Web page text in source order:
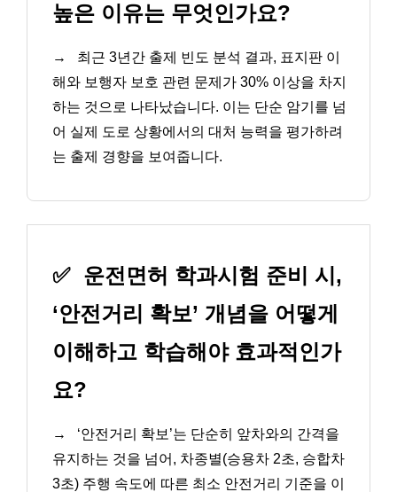
높은 이유는 무엇인가요?
→
최근 3년간 출제 빈도 분석 결과, 표지판 이
해와 보행자 보호 관련 문제가 30% 이상을 차지
하는 것으로 나타났습니다. 이는 단순 암기를 넘
어 실제 도로 상황에서의 대처 능력을 평가하려
는 출제 경향을 보여줍니다.
✅ 운전면허 학과시험 준비 시,
‘안전거리 확보’ 개념을 어떻게
이해하고 학습해야 효과적인가
요?
→
‘안전거리 확보’는 단순히 앞차와의 간격을
유지하는 것을 넘어, 차종별(승용차 2초, 승합차
3초) 주행 속도에 따른 최소 안전거리 기준을 이